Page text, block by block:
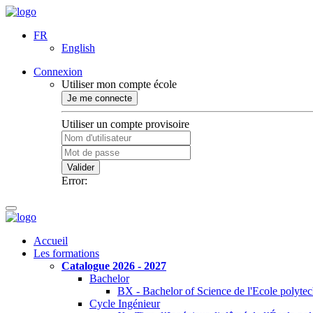
FR
English
Connexion
Utiliser mon compte école
Je me connecte
Utiliser un compte provisoire
Valider
Error:
Accueil
Les formations
Catalogue 2026 - 2027
Bachelor
BX - Bachelor of Science de l'Ecole
Cycle Ingénieur